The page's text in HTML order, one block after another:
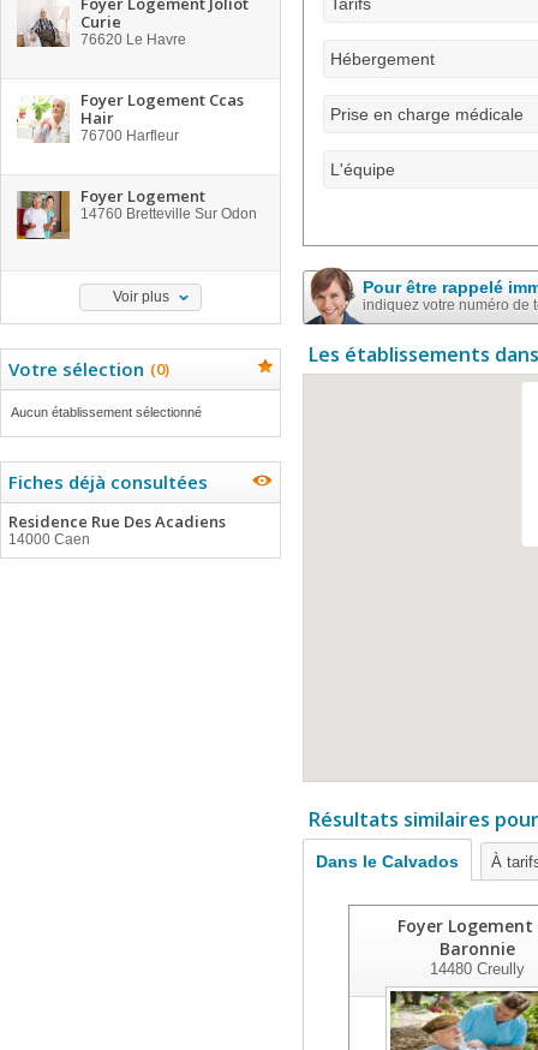
Curie
76620 Le Havre
Foyer Logement Ccas
Hair
76700 Harfleur
Foyer Logement
14760 Bretteville Sur Odon
Voir plus
Votre sélection (0)
Aucun établissement sélectionné
Fiches déjà consultées
Residence Rue Des Acadiens
14000 Caen
Hébergement
Prise en charge médicale
L'équipe
Pour être rappelé
indiquez votre numéro de
Les établissements
Résultats similaires
Dans le Calvados À
Foyer Logement
Baronnie
14480 Creully